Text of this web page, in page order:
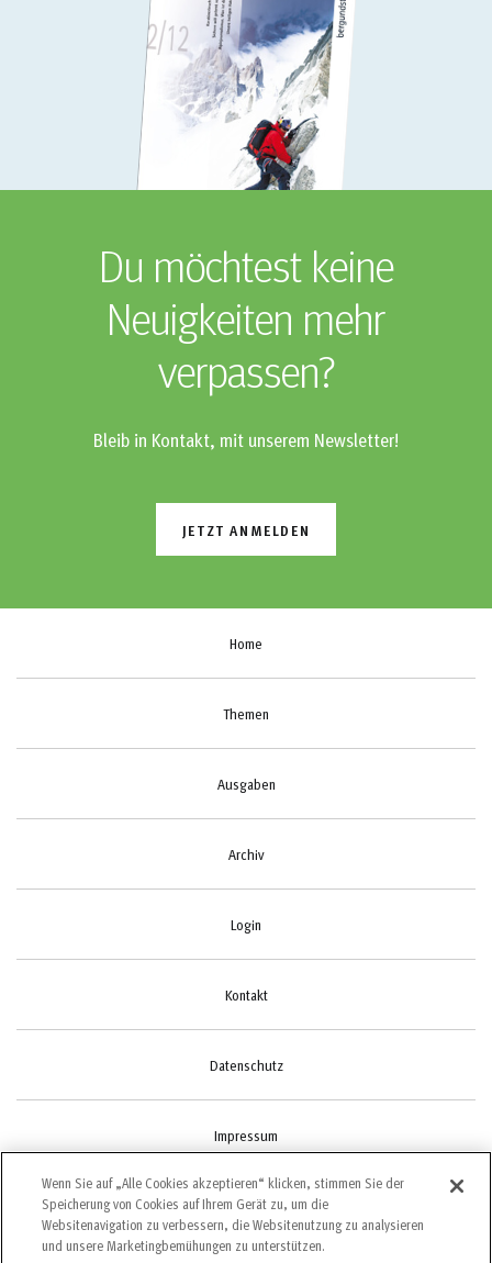
Du möchtest keine
Neuigkeiten mehr
verpassen?
Bleib in Kontakt, mit unserem Newsletter!
JETZT ANMELDEN
Home
Themen
Ausgaben
Archiv
Login
Kontakt
Datenschutz
Impressum
Cookie-Einstellungen
Wenn Sie auf „Alle Cookies akzeptieren“ klicken, stimmen Sie der
Speicherung von Cookies auf Ihrem Gerät zu, um die
Websitenavigation zu verbessern, die Websitenutzung zu analysieren
und unsere Marketingbemühungen zu unterstützen.